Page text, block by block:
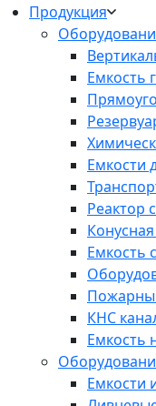
Продукция
Емкость
Емкости
Реактор
Емкость
КНС
Емкость
Емкости